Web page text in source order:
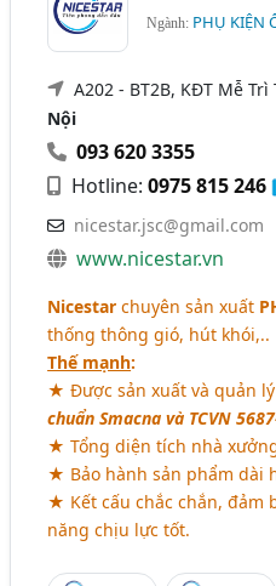
Ngành: PHỤ KIỆN
A202 - BT2B, KĐT Mễ
Nội
093 620 3355
Hotline:0975 815 246
nicestar.jsc@gmail.com
www.nicestar.vn
Nicestar chuyên sản xuất
thống thông gió, hút khói,..
Thế mạnh:
★ Được sản xuất và quản
chuẩn Smacna và TCVN
★ Tổng diện tích nhà
★ Bảo hành sản phẩm dài
★ Kết cấu chắc chắn, đảm
năng chịu lực tốt.